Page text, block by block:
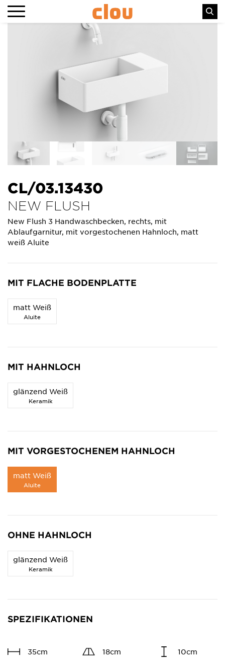
CL/03.13430
NEW FLUSH
New Flush 3 Handwaschbecken, rechts, mit
Ablaufgarnitur, mit vorgestochenen Hahnloch, matt
weiß Aluite
MIT FLACHE BODENPLATTE
matt Weiß
Aluite
MIT HAHNLOCH
glänzend Weiß
Keramik
MIT VORGESTOCHENEM HAHNLOCH
matt Weiß
Aluite
OHNE HAHNLOCH
glänzend Weiß
Keramik
SPEZIFIKATIONEN
35cm 18cm 10cm